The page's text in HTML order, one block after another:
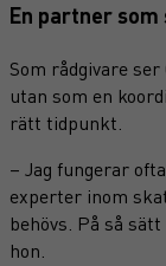
En partner
Som rådgivare
utan som en
rätt tidpunkt.
– Jag fungerar
experter inom
behövs. På så
hon.